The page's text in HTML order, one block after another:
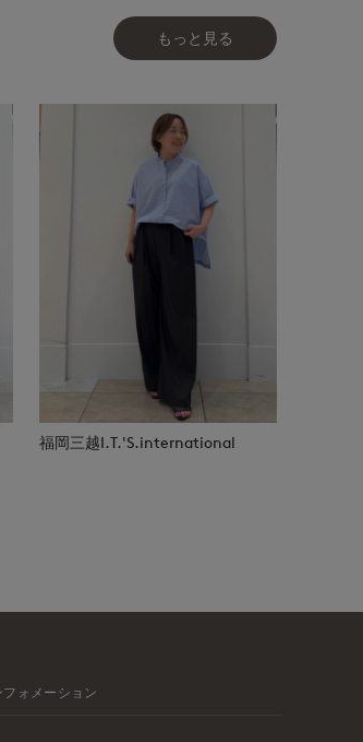
もっと見る
福岡三越I.T.'S.international
フォメーション